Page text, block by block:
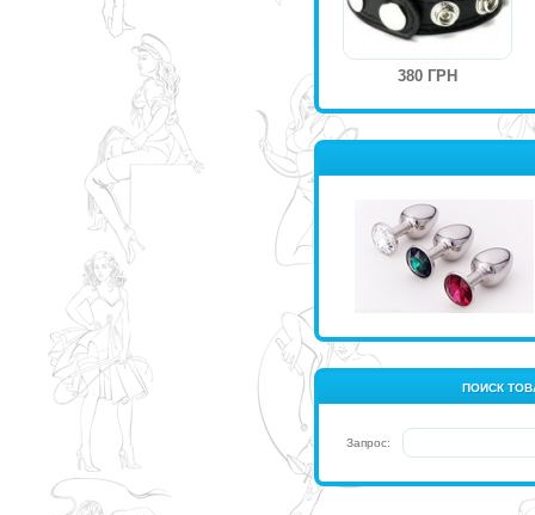
380 ГРН
ПОИСК
Запрос: